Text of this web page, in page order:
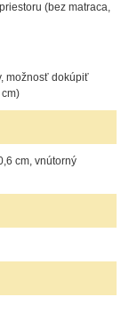
(bez matraca,
možnosť dokúpiť
cm, vnútorný